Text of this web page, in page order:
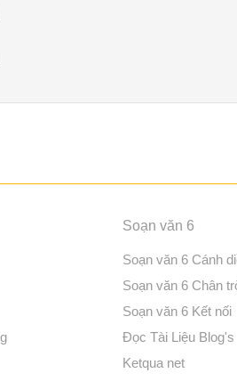
Soạn văn 6
Soạn văn 6 Cánh
Soạn văn 6 Chân
Soạn văn 6 Kết nối
Đọc Tài Liệu Blog's
Ketqua net